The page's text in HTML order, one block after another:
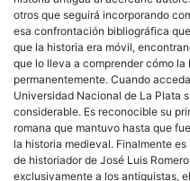
otros que seguirá incorporando
esa confrontación bibliográfica
que la historia era móvil,
que lo lleva a comprender cómo
permanentemente. Cuando
Universidad Nacional de La Plata
considerable. Es reconocible su
romana que mantuvo hasta que
la historia medieval. Finalmente
de historiador de José Luis
exclusivamente a los antiquistas,